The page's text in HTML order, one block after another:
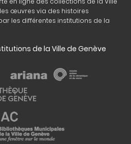
œuvres via des histoires
les différentes institutions de la
de la Ville de Genève